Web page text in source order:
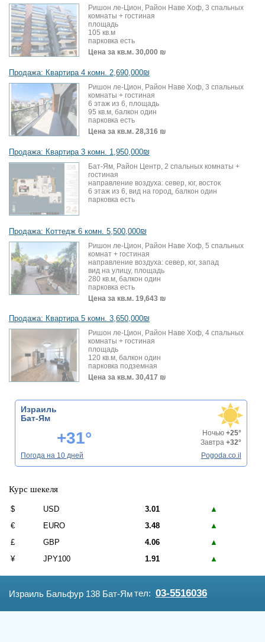
Израиль Бальфур 138 Бат-Ямтел: 03-5516036
Ришон ле-Цион, Район Наве Хоф, 3 спальных
комнаты + гостиная
площадь
105 кв.м
парковка есть
Цена за кв.м. 30,000 ₪
Продажа: Квартира 4 комн. 2,690,000₪
Ришон ле-Цион, Район Наве Хоф, 3 спальных
комнаты + гостиная
6 этаж из 6, площадь
95 кв.м, балкон один
парковка есть
Цена за кв.м. 28,316 ₪
Продажа: Квартира 3 комн. 1,950,000₪
Бат-Ям, Район Центр, 2 спальных комнаты +
гостиная
направление воздуха: север, юг, восток
6 этаж из 6, вид на город, балкон один
парковка есть
Продажа: Коттедж 6 комн. 5,500,000₪
Ришон ле-Цион, Район Наве Хоф, 5 спальных
комнат + гостиная
направление воздуха: север, юг, запад
вид на улицу, площадь
280 кв.м, балкон один
парковка есть
Цена за кв.м. 19,643 ₪
Продажа: Квартира 5 комн. 3,650,000₪
Ришон ле-Цион, Район Наве Хоф, 4 спальных
комнаты + гостиная
площадь
120 кв.м, балкон один
парковка подземная
Цена за кв.м. 30,417 ₪
Израиль
Бат-Ям
+31° Ночью +25°
Завтра +32°
Погода на 10 дней
Pogoda.co.il
Курс шекеля
$ USD 3.01
▲
€
EURO 3.48
▲
£
GBP 4.06
▲
¥
JPY100 1.91 ▲